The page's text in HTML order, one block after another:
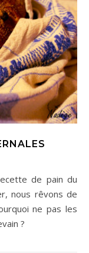
nous rêvons de
ne pas les
?